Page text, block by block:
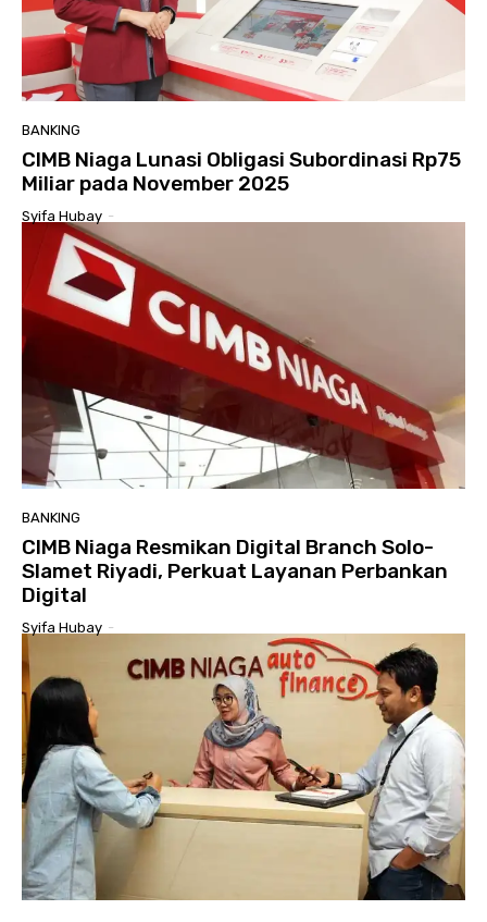
BANKING
CIMB Niaga Lunasi Obligasi Subordinasi Rp75
Miliar pada November 2025
Syifa Hubay -
BANKING
CIMB Niaga Resmikan Digital Branch Solo-
Slamet Riyadi, Perkuat Layanan Perbankan
Digital
Syifa Hubay -